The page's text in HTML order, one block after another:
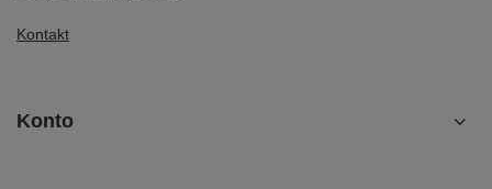
Kontakt
Konto